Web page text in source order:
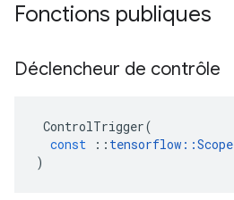
Fonctions publiques
Déclencheur de contrôle
ControlTrigger(
const
:: tensorflow ::Scope
)